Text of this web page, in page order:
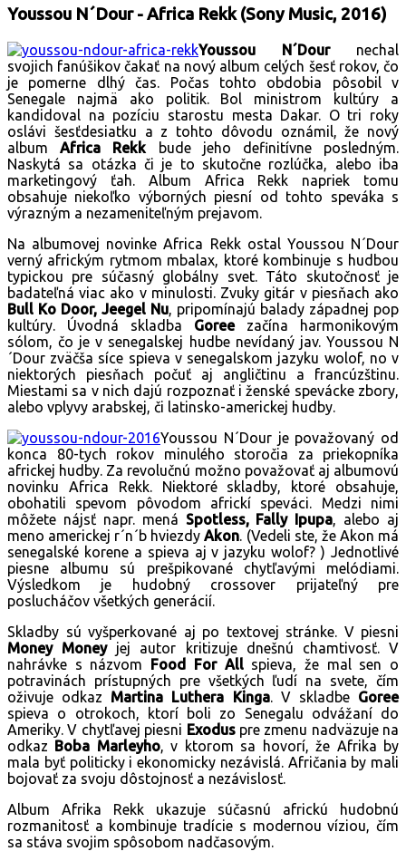
Youssou N´Dour - Africa Rekk (Sony Music, 2016)
Youssou N´Dournechal
svojich fanúšikov čakať na nový album celých šesť rokov, čo
je pomerne dlhý čas. Počas tohto obdobia pôsobil v
Senegale najmä ako politik. Bol ministrom kultúry a
kandidoval na pozíciu starostu mesta Dakar. O tri roky
oslávi šesťdesiatku a z tohto dôvodu oznámil, že nový
albumAfrica Rekk bude jeho definitívne posledným.
Naskytá sa otázka či je to skutočne rozlúčka, alebo iba
marketingový ťah. Album Africa Rekk napriek tomu
obsahuje niekoľko výborných piesní od tohto speváka s
výrazným a nezameniteľným prejavom.
Na albumovej novinke Africa Rekk ostal Youssou N´Dour
verný africkým rytmom mbalax, ktoré kombinuje s hudbou
typickou pre súčasný globálny svet. Táto skutočnosť je
badateľná viac ako v minulosti. Zvuky gitár v piesňach ako
Bull Ko Door, Jeegel Nu, pripomínajú balady západnej pop
kultúry. Úvodná skladba Goreezačína harmonikovým
sólom, čo je v senegalskej hudbe nevídaný jav. Youssou N
´Dour zväčša síce spieva v senegalskom jazyku wolof, no v
niektorých piesňach počuť aj angličtinu a francúzštinu.
Miestami sa v nich dajú rozpoznať i ženské spevácke zbory,
alebo vplyvy arabskej, či latinsko-americkej hudby.
Youssou N´Dour je považovaný od
konca 80-tych rokov minulého storočia za priekopníka
africkej hudby. Za revolučnú možno považovať aj albumovú
novinku Africa Rekk. Niektoré skladby, ktoré obsahuje,
obohatili spevom pôvodom africkí speváci. Medzi nimi
môžete nájsť napr. mená Spotless, Fally Ipupa, alebo aj
meno americkej r´n´b hviezdyAkon. (Vedeli ste, že Akon má
senegalské korene a spieva aj v jazyku wolof? ) Jednotlivé
piesne albumu sú prešpikované chytľavými melódiami.
Výsledkom je hudobný crossover prijateľný pre
poslucháčov všetkých generácií.
Skladby sú vyšperkované aj po textovej stránke. V piesni
Money Moneyjej autor kritizuje dnešnú chamtivosť. V
nahrávke s názvom Food For Allspieva, že mal sen o
potravinách prístupných pre všetkých ľudí na svete, čím
oživuje odkaz Martina Luthera Kinga. V skladbe Goree
spieva o otrokoch, ktorí boli zo Senegalu odvážaní do
Ameriky. V chytľavej piesni Exoduspre zmenu nadväzuje na
odkaz Boba Marleyho, v ktorom sa hovorí, že Afrika by
mala byť politicky i ekonomicky nezávislá. Afričania by mali
bojovať za svoju dôstojnosť a nezávislosť.
Album Afrika Rekk ukazuje súčasnú africkú hudobnú
rozmanitosť a kombinuje tradície s modernou víziou, čím
sa stáva svojim spôsobom nadčasovým.